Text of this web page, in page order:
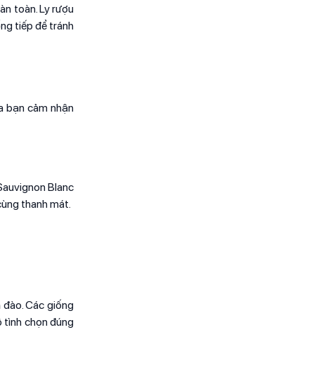
toàn. Ly rượu
tiếp để tránh
bạn cảm nhận
Blanc
thanh mát.
Các giống
tình chọn đúng